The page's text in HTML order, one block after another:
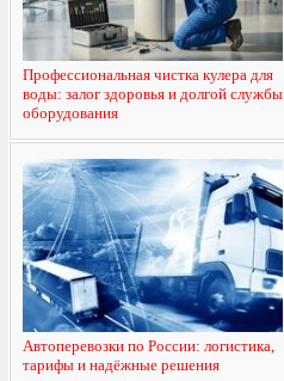
Профессиональная чистка кулера для
воды: залог здоровья и долгой службы
оборудования
Автоперевозки по России: логистика,
тарифы и надёжные решения